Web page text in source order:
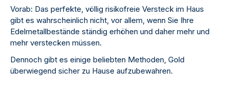
Vorab: Das perfekte, völlig risikofreie Versteck im Haus
gibt es wahrscheinlich nicht, vor allem, wenn Sie Ihre
Edelmetallbestände ständig erhöhen und daher mehr und
mehr verstecken müssen.
Dennoch gibt es einige beliebten Methoden, Gold
überwiegend sicher zu Hause aufzubewahren.